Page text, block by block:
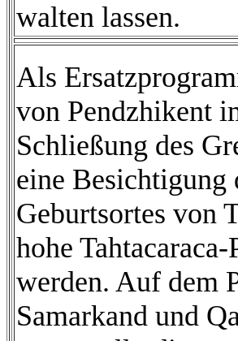
walten lassen.
Als
von Pendzhikent
Schließung des
eine Besichtigung
Geburtsortes von
hohe
werden. Auf dem
Samarkand und